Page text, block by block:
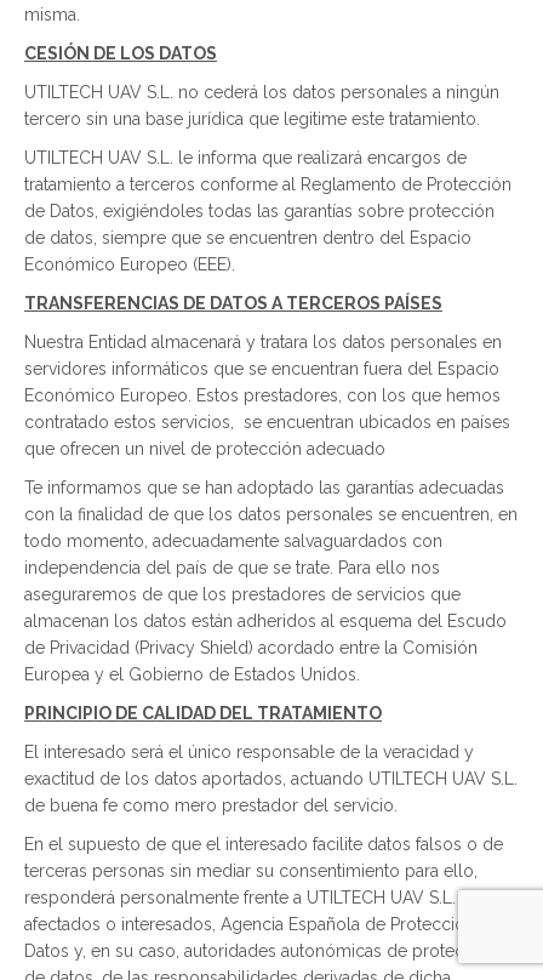
misma.
CESIÓN DE LOS DATOS
UTILTECH UAV S.L. no cederá los datos personales a ningún
tercero sin una base jurídica que legitime este tratamiento.
UTILTECH UAV S.L. le informa que realizará encargos de
tratamiento a terceros conforme al Reglamento de Protección
de Datos, exigiéndoles todas las garantías sobre protección
de datos, siempre que se encuentren dentro del Espacio
Económico Europeo (EEE).
TRANSFERENCIAS DE DATOS A TERCEROS PAÍSES
Nuestra Entidad almacenará y tratara los datos personales en
servidores informáticos que se encuentran fuera del Espacio
Económico Europeo. Estos prestadores, con los que hemos
contratado estos servicios, se encuentran ubicados en países
que ofrecen un nivel de protección adecuado
Te informamos que se han adoptado las garantías adecuadas
con la finalidad de que los datos personales se encuentren, en
todo momento, adecuadamente salvaguardados con
independencia del país de que se trate. Para ello nos
aseguraremos de que los prestadores de servicios que
almacenan los datos están adheridos al esquema del Escudo
de Privacidad (Privacy Shield) acordado entre la Comisión
Europea y el Gobierno de Estados Unidos.
PRINCIPIO DE CALIDAD DEL TRATAMIENTO
El interesado será el único responsable de la veracidad y
exactitud de los datos aportados, actuando UTILTECH UAV S.L.
de buena fe como mero prestador del servicio.
En el supuesto de que el interesado facilite datos falsos o de
terceras personas sin mediar su consentimiento para ello,
responderá personalmente frente a UTILTECH UAV S.L. los
afectados o interesados, Agencia Española de Protección de
Datos y, en su caso, autoridades autonómicas de protección